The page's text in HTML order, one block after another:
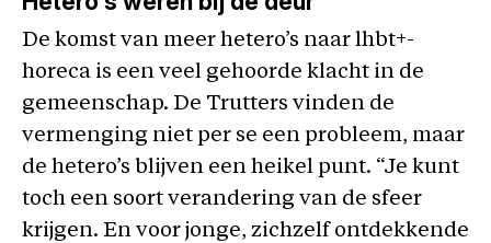
De komst van meer hetero’s naar lhbt+-
horeca is een veel gehoorde klacht in de
gemeenschap. De Trutters vinden de
vermenging niet per se een probleem, maar
de hetero’s blijven een heikel punt. “Je kunt
toch een soort verandering van de sfeer
krijgen. En voor jonge, zichzelf ontdekkende